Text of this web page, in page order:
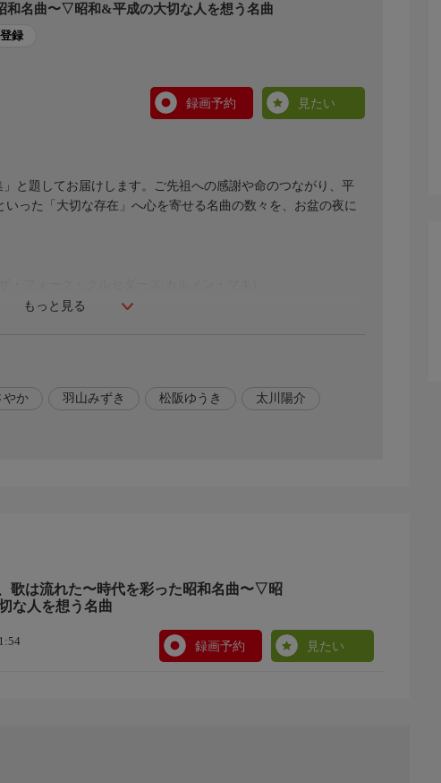
和名曲〜▽昭和&平成の大切な人を想う名曲
録
録画予約
見たい
もっと見る
と題してお届けします。ご先祖への感謝や命のつながり、平
った「大切な存在」へ心を寄せる名曲の数々を、お盆の夜に
やか 羽山みずき 松阪ゆうき 太川陽介
歌は流れた〜時代を彩った昭和名曲〜▽昭
な人を想う名曲
録画予約 見たい